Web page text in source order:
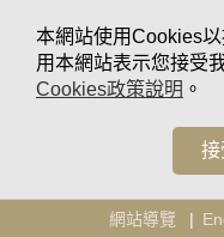
本網站使用Cookies
用本網站表示您接受
Cookies政策說明 。
接
網站導覽